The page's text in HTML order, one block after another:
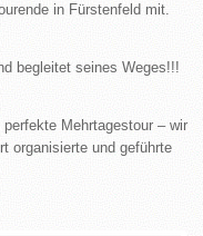
in Fürstenfeld mit.
begleitet seines Weges!!!
Mehrtagestour – wir
organisierte und geführte